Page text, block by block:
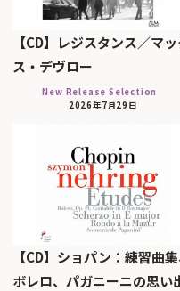
【CD】レジスタンス／マ
ス・デヴロー
New Release Selection
2026年7月29日
【CD】ショパン：練習曲集
ボレロ、パガニーニの思い